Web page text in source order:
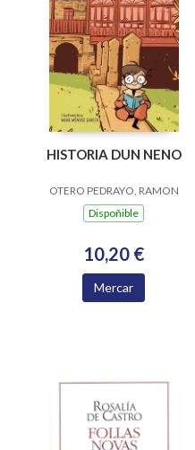
HISTORIA DUN NENO
OTERO PEDRAYO, RAMON
Dispoñible
10,20 €
Mercar